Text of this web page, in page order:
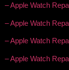
– Apple Watch
– Apple Watch
– Apple Watch
– Apple Watch